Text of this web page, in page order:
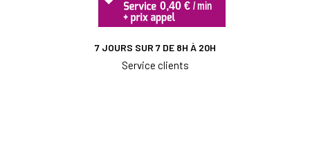
7 JOURS SUR 7 DE 8H À 20H
Service clients